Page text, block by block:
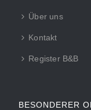
Über uns
Kontakt
Register B&B
BESONDERER